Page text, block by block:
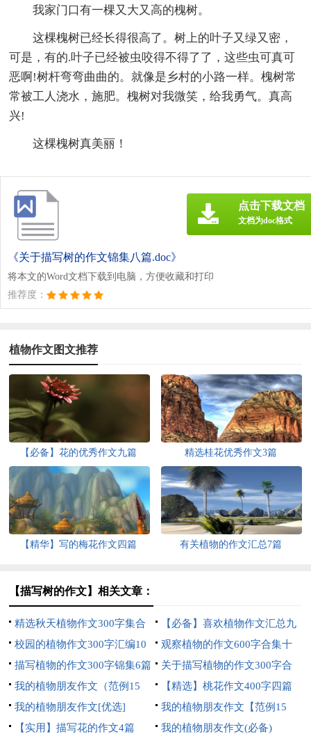
我家门口有一棵又大又高的槐树。
这棵槐树已经长得很高了。树上的叶子又绿又密，
可是，有的.叶子已经被虫咬得不得了了，这些虫可真可
恶啊!树杆弯弯曲曲的。就像是乡村的小路一样。槐树常
常被工人浇水，施肥。槐树对我微笑，给我勇气。真高
兴!
这棵槐树真美丽！
《关于描写树的作文锦集八篇.doc》
将本文的Word文档下载到电脑，方便收藏和打印
推荐度：
点击下载文档
文档为doc格式
植物作文图文推荐
【必备】花的优秀作文九篇 精选桂花优秀作文3篇
【精华】写的梅花作文四篇 有关植物的作文汇总7篇
【描写树的作文】相关文章：
精选秋天植物作文300字集合
九篇
【必备】喜欢植物作文汇总九
篇
校园的植物作文300字汇编10
篇
观察植物的作文600字合集十
篇
描写植物的作文300字锦集6篇
关于描写植物的作文300字合
集九篇
我的植物朋友作文（范例15
篇）
【精选】桃花作文400字四篇
我的植物朋友作文[优选]
我的植物朋友作文【范例15
篇】
【实用】描写花的作文4篇 我的植物朋友作文(必备)